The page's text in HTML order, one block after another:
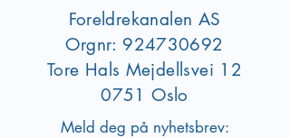
Foreldrekanalen AS
Orgnr:924730692
Tore Hals Mejdellsvei 12
0751 Oslo
Meld deg på nyhetsbrev: